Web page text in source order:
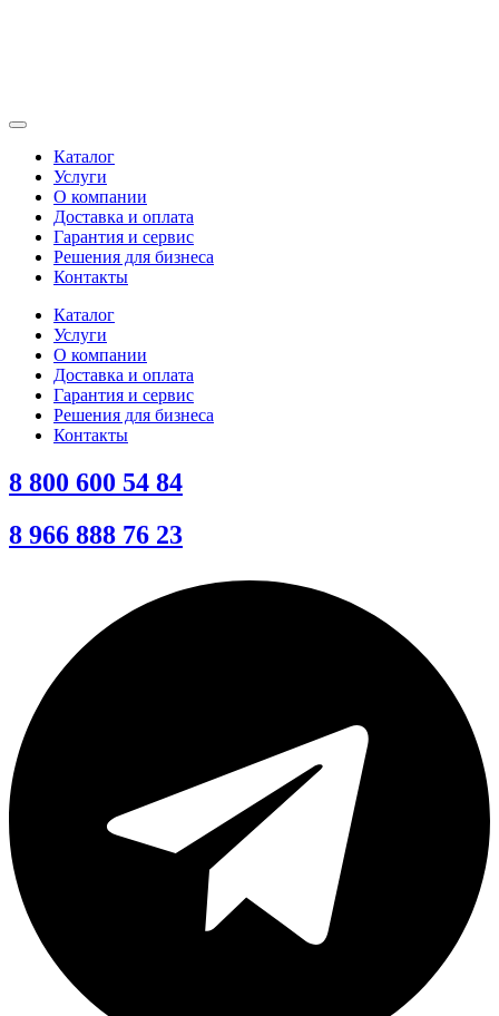
Каталог
Услуги
О компании
Доставка и оплата
Гарантия и сервис
Решения для бизнеса
Контакты
Каталог
Услуги
О компании
Доставка и оплата
Гарантия и сервис
Решения для бизнеса
Контакты
8 800 600 54 84
8 966 888 76 23